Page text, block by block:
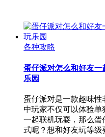
各种攻略
蛋仔派对怎么和好友
乐园
蛋仔派对是一款趣味
中玩家不仅可以体验
一起联机玩耍，那么蛋
式呢？想和好友玩等